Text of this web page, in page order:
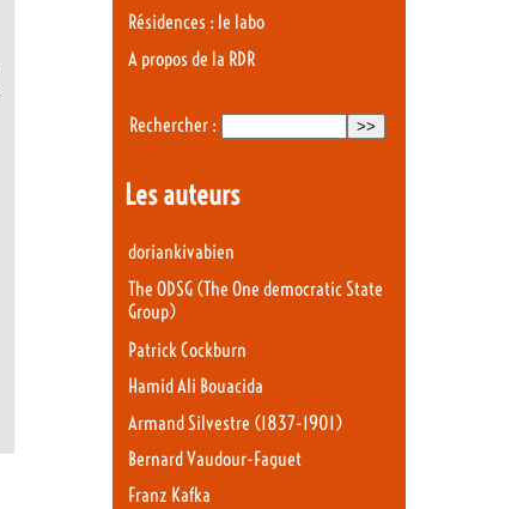
Résidences : le labo
A propos de la RDR
Rechercher :
Les auteurs
doriankivabien
The ODSG (The One democratic State
Group)
Patrick Cockburn
Hamid Ali Bouacida
Armand Silvestre (1837-1901)
Bernard Vaudour-Faguet
Franz Kafka